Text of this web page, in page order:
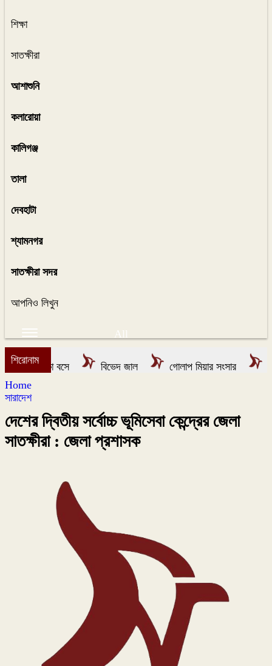
শিক্ষা
সাতক্ষীরা
আশাশুনি
কলারোয়া
কালিগঞ্জ
তালা
দেবহাটা
শ্যামনগর
সাতক্ষীরা সদর
আপনিও লিখুন
All
শিরোনাম
একা বসে বিভেদ জাল গোলাপ মিয়ার সংসার
Home
সারাদেশ
দেশের দ্বিতীয় সর্বোচ্চ ভূমিসেবা কেন্দ্রের জেলা
সাতক্ষীরা : জেলা প্রশাসক